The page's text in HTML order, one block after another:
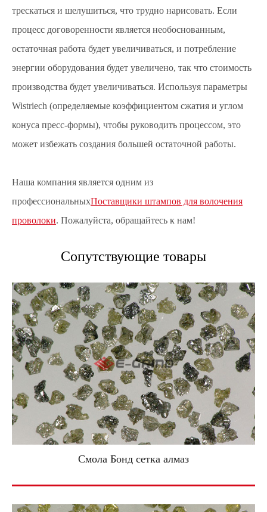
трескаться и шелушиться, что трудно нарисовать. Если
процесс договоренности является необоснованным,
остаточная работа будет увеличиваться, и потребление
энергии оборудования будет увеличено, так что стоимость
производства будет увеличиваться. Используя параметры
Wistriech (определяемые коэффициентом сжатия и углом
конуса пресс-формы), чтобы руководить процессом, это
может избежать создания большей остаточной работы.
Наша компания является одним из
профессиональныхПоставщики штампов для волочения
проволоки. Пожалуйста, обращайтесь к нам!
Сопутствующие товары
Смола Бонд сетка алмаз